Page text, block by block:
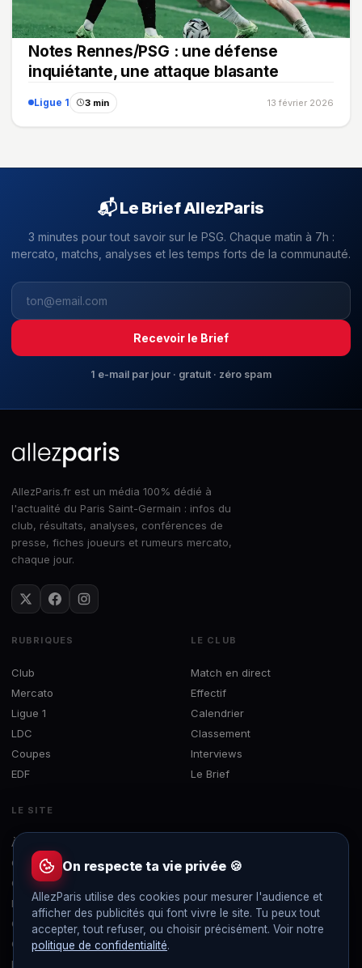
Notes Rennes/PSG : une défense
inquiétante, une attaque blasante
Ligue 1 3 min 13 février 2026
📬 Le Brief AllezParis
3 minutes pour tout savoir sur le PSG. Chaque matin à 7h :
mercato, matchs, analyses et les temps forts de la communauté.
Recevoir le Brief
1 e-mail par jour · gratuit · zéro spam
AllezParis.fr est un média 100% dédié à
l'actualité du Paris Saint-Germain : infos du
club, résultats, analyses, conférences de
presse, fiches joueurs et rumeurs mercato,
chaque jour.
RUBRIQUES
Club
Mercato
Ligue 1
LDC
Coupes
EDF
LE CLUB
Match en direct
Effectif
Calendrier
Classement
Interviews
Le Brief
LE SITE
À propos
Concours
Contact
Mentions légales
Confidentialité
Gérer les cookies
Flux RSS
On respecte ta vie privée 🍪
AllezParis utilise des cookies pour mesurer l'audience et
afficher des publicités qui font vivre le site. Tu peux tout
accepter, tout refuser, ou choisir précisément. Voir notre
politique de confidentialité.